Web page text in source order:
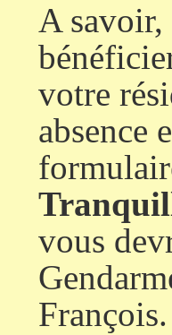
A
votre
absence
vous
François.